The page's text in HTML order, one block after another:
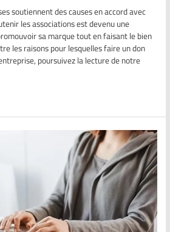
soutiennent des causes en accord avec
les associations est devenu une
sa marque tout en faisant le bien
les raisons pour lesquelles faire un don
poursuivez la lecture de notre